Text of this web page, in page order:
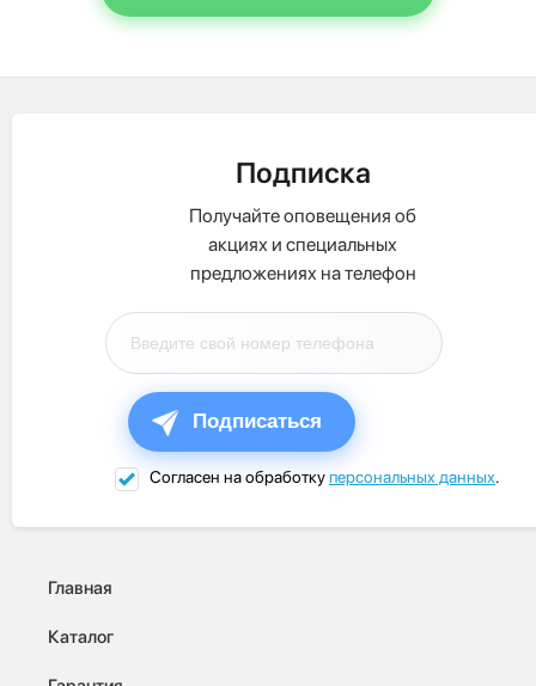
Подписка
Получайте оповещения об
акциях и специальных
предложениях на телефон
Подписаться
Согласен на обработкуперсональных данных.
Главная
Каталог